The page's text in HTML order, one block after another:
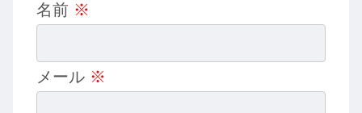
名前 ※
メール ※